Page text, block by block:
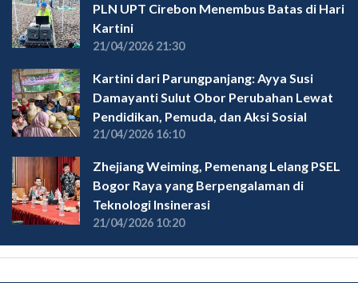
PLN UPT Cirebon Menembus Batas di Hari
Kartini
21/04/2026 21:30
Kartini dari Parungpanjang: Ayya Susi
Damayanti Sulut Obor Perubahan Lewat
Pendidikan, Pemuda, dan Aksi Sosial
21/04/2026 16:10
Zhejiang Weiming, Pemenang Lelang PSEL
Bogor Raya yang Berpengalaman di
Teknologi Insinerasi
21/04/2026 10:20